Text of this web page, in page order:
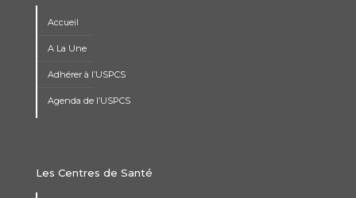
Accueil
A La Une
Adhérer à l’USPCS
Agenda de l’USPCS
Les Centres de Santé